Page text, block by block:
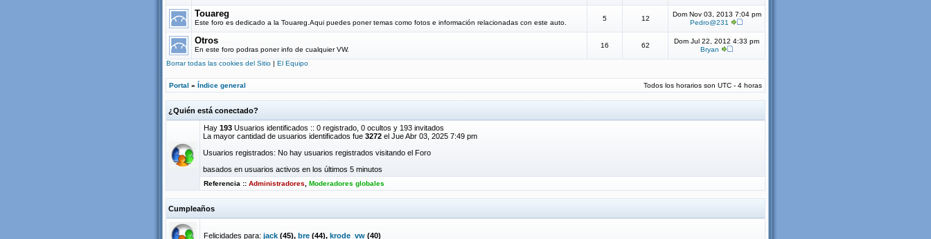
Touareg
Este foro es dedicado a la Touareg.Aqui puedes poner temas como fotos e información relacionadas con este auto.
5 12
Dom Nov 03, 2013 7:04 pm
Pedro@231
Otros
En este foro podras poner info de cualquier VW.
16 62
Dom Jul 22, 2012 4:33 pm
Bryan
Borrar todas las cookies del Sitio | El Equipo
Portal » Índice general Todos los horarios son UTC - 4 horas
¿Quién está conectado?
Hay 193 Usuarios identificados :: 0 registrado, 0 ocultos y 193 invitados
La mayor cantidad de usuarios identificados fue 3272 el Jue Abr 03, 2025 7:49 pm
Usuarios registrados: No hay usuarios registrados visitando el Foro
basados en usuarios activos en los últimos 5 minutos
Referencia :: Administradores Moderadores globales
Cumpleaños
Felicidades para: jack (45), bre (44), krode_vw (40)